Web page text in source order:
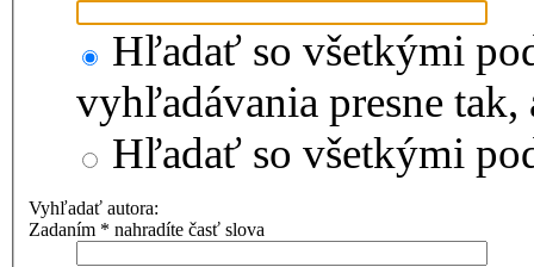
Hľadať so všetkými
vyhľadávania presne tak,
Hľadať so všetkými
Vyhľadať autora:
Zadaním * nahradíte časť slova